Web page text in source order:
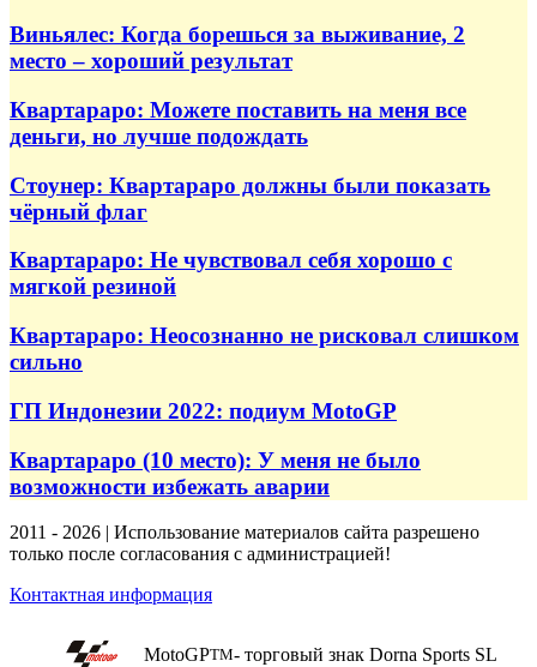
Виньялес: Когда борешься за выживание, 2
место – хороший результат
Квартараро: Можете поставить на меня все
деньги, но лучше подождать
Стоунер: Квартараро должны были показать
чёрный флаг
Квартараро: Не чувствовал себя хорошо с
мягкой резиной
Квартараро: Неосознанно не рисковал слишком
сильно
ГП Индонезии 2022: подиум MotoGP
Квартараро (10 место): У меня не было
возможности избежать аварии
2011 - 2026 | Использование материалов сайта разрешено
только после согласования с администрацией!
Контактная информация
MotoGPTM- торговый знак Dorna Sports SL